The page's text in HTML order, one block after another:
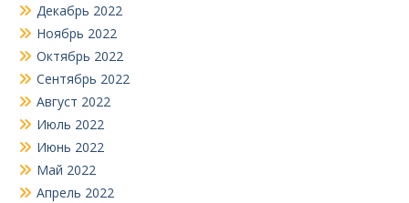
Декабрь 2022
Ноябрь 2022
Октябрь 2022
Сентябрь 2022
Август 2022
Июль 2022
Июнь 2022
Май 2022
Апрель 2022